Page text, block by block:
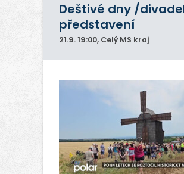
Deštivé dny /
představení
21.9.19:00, Celý MS kraj